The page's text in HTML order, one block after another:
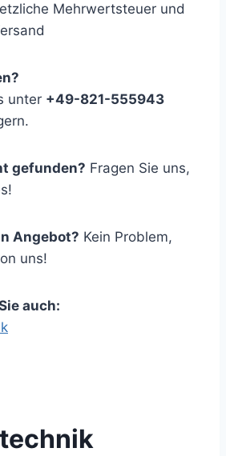
Mehrwertsteuer und
unter +49-821-555943
gefunden? Fragen Sie uns,
Angebot? Kein Problem,
uns!
auch: